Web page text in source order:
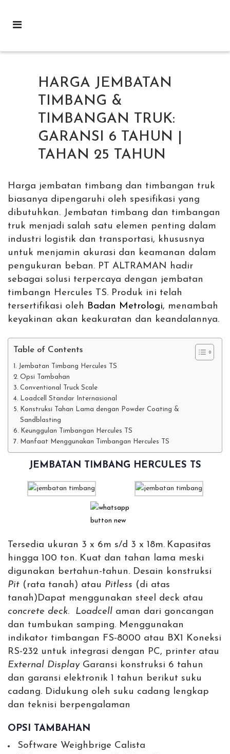
HARGA JEMBATAN
TIMBANG &
TIMBANGAN TRUK:
GARANSI 6 TAHUN |
TAHAN 25 TAHUN
Harga jembatan timbang dan timbangan truk
biasanya dipengaruhi oleh spesifikasi yang
dibutuhkan. Jembatan timbang dan timbangan
truk menjadi salah satu elemen penting dalam
industri logistik dan transportasi, khususnya
untuk menjamin akurasi dan keamanan dalam
pengukuran beban. PT ALTRAMAN hadir
sebagai solusi terpercaya dengan jembatan
timbangn Hercules TS. Produk ini telah
tersertifikasi oleh Badan Metrologi, menambah
keyakinan akan keakuratan dan keandalannya.
Table of Contents
Jembatan Timbang Hercules TS
Opsi Tambahan
Conventional Truck Scale
Loadcell Standar Internasional
Konstruksi Tahan Lama dengan Powder Coating &
Sandblasting
Keunggulan Timbangan Hercules TS
Manfaat Menggunakan Timbangan Hercules TS
JEMBATAN TIMBANG HERCULES TS
Tersedia ukuran 3 x 6m s/d 3 x 18m. Kapasitas
hingga 100 ton. Kuat dan tahan lama meski
digunakan bertahun-tahun. Desain konstruksi
Pit (rata tanah) atau Pitless (di atas
tanah)Dapat menggunakan steel deck atau
concrete deck. Loadcell aman dari goncangan
dan tumbukan samping. Menggunakan
indikator timbangan FS-8000 atau BX1 Koneksi
RS-232 untuk integrasi dengan PC, printer atau
External Display Garansi konstruksi 6 tahun
dan garansi elektronik 1 tahun berikut suku
cadang. Didukung oleh suku cadang lengkap
dan teknisi berpengalaman
OPSI TAMBAHAN
Software Weighbrige Calista